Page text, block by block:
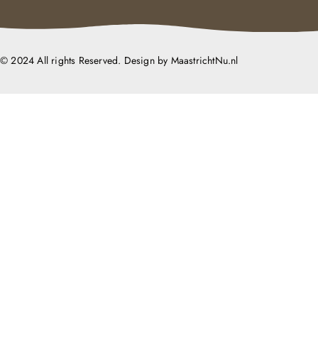
© 2024 All rights Reserved. Design by MaastrichtNu.nl